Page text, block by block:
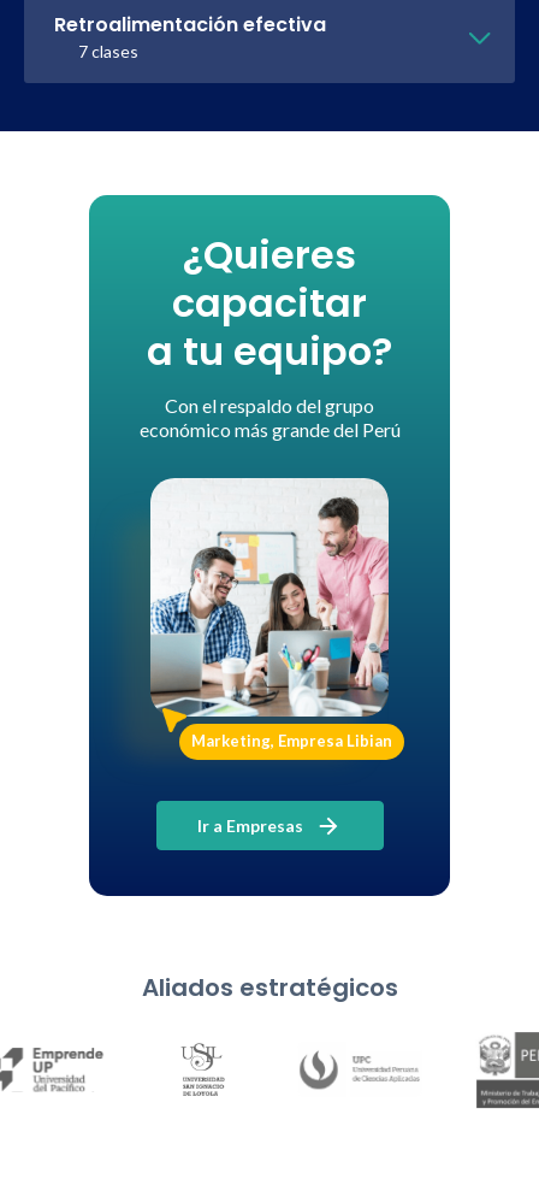
Retroalimentación efectiva
7 clases
¿Quieres
capacitar
a tu equipo?
Con el respaldo del grupo
económico más grande del Perú
Marketing, Empresa Libian
Ir a Empresas
Aliados estratégicos